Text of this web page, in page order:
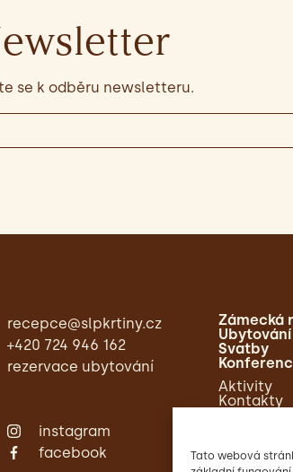
Tato webová
se k odběru newsletteru.
recepce@slpkrtiny.cz
+420 724 946 162
rezervace ubytování
instagram
facebook
Zámecká
Ubytování
Svatby
Aktivity
Kontakty